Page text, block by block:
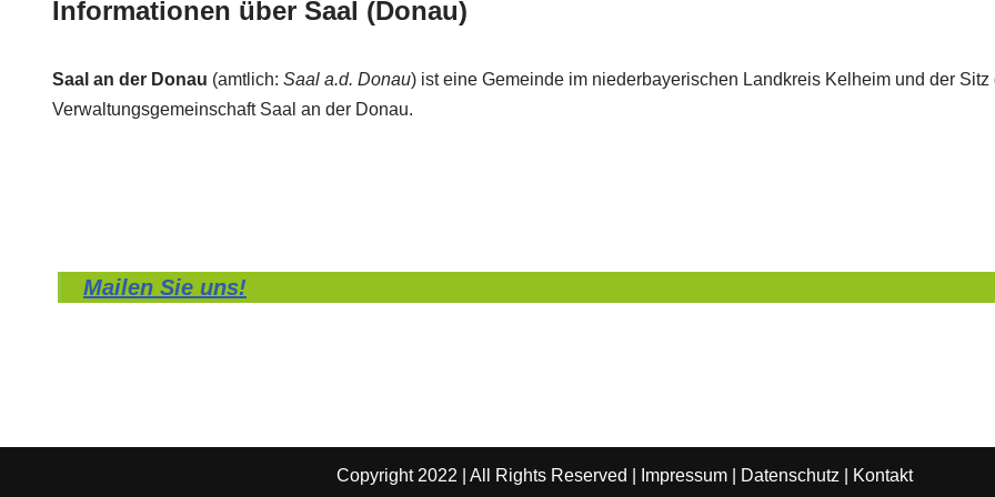
Informationen über Saal (Donau)
Saal an der Donau (amtlich: Saal a.d. Donau) ist eine Gemeinde im niederbayerischen Landkreis Kelheim und der Sitz
Verwaltungsgemeinschaft Saal an der Donau.
Mailen Sie uns!
Copyright 2022 | All Rights Reserved | Impressum Datenschutz Kontakt